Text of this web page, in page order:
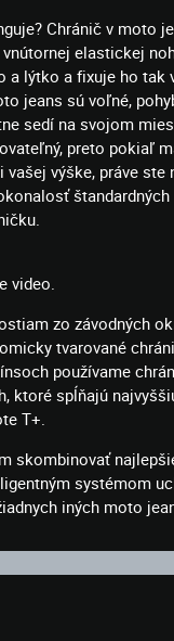
Chránič v moto
elastickej
a lýtko a fixuje ho tak
jeans sú voľné,
sedí na svojom
preto pokiaľ
výške, práve ste
video.
zo závodných
tvarované
používame
ktoré spĺňajú
T+.
skombinovať
systémom
iných moto